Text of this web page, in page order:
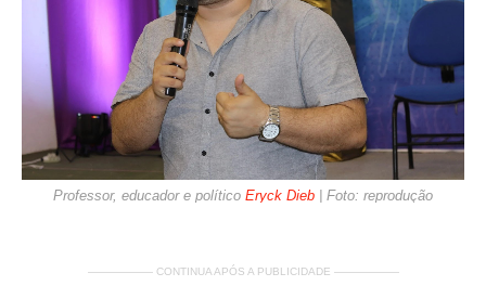
Professor, educador e político Eryck Dieb | Foto: reprodução
—————— CONTINUA APÓS A PUBLICIDADE ——————